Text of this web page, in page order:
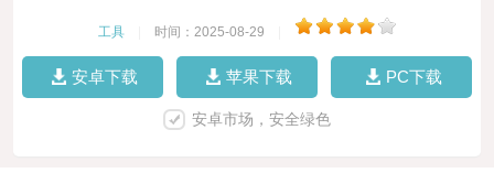
工具 时间：2025-08-29
安卓下载 苹果下载 PC下载
安卓市场，安全绿色